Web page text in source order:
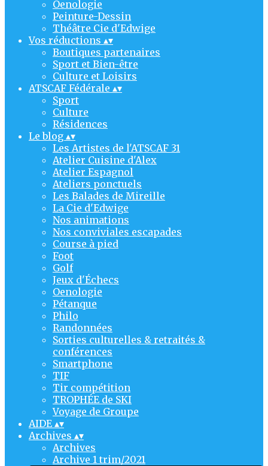
Oenologie
Peinture-Dessin
Théâtre Cie d'Edwige
Vos réductions ▴▾
Boutiques partenaires
Sport et Bien-être
Culture et Loisirs
ATSCAF Fédérale ▴▾
Sport
Culture
Résidences
Le blog ▴▾
Les Artistes de l'ATSCAF 31
Atelier Cuisine d'Alex
Atelier Espagnol
Ateliers ponctuels
Les Balades de Mireille
La Cie d'Edwige
Nos animations
Nos conviviales escapades
Course à pied
Foot
Golf
Jeux d'Échecs
Oenologie
Pétanque
Philo
Randonnées
Sorties culturelles & retraités &
conférences
Smartphone
TIF
Tir compétition
TROPHÉE de SKI
Voyage de Groupe
AIDE ▴▾
Archives ▴▾
Archives
Archive 1 trim/2021